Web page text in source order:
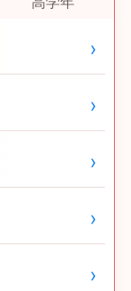
›
›
›
›
›